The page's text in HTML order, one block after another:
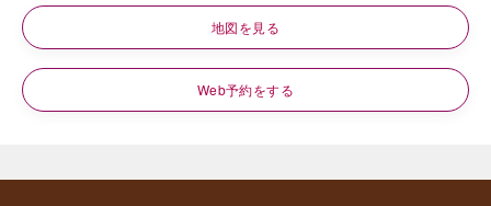
地図を見る
Web予約をする